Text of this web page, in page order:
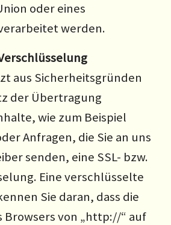
oder eines
werden.
aus Sicherheitsgründen
der Übertragung
wie zum Beispiel
Anfragen, die Sie an uns
senden, eine SSL- bzw.
Eine verschlüsselte
Sie daran, dass die
Browsers von „http://“ auf